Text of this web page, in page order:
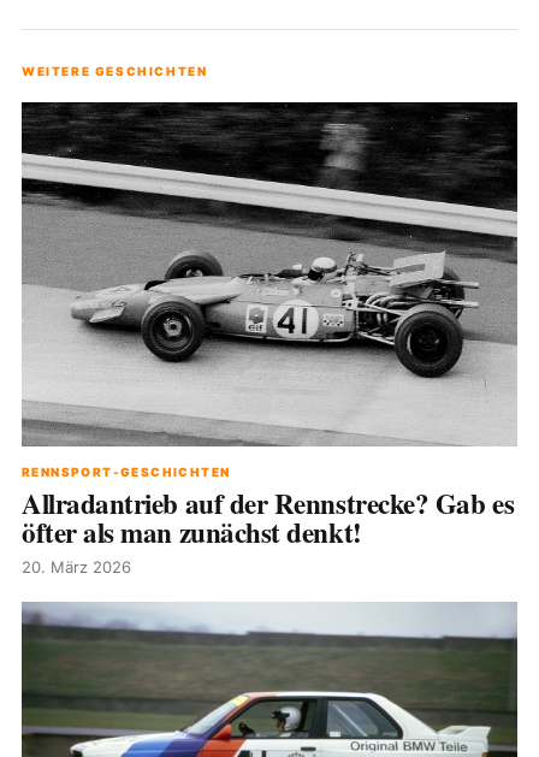
WEITERE GESCHICHTEN
RENNSPORT-GESCHICHTEN
Allradantrieb auf der Rennstrecke? Gab es
öfter als man zunächst denkt!
20. März 2026